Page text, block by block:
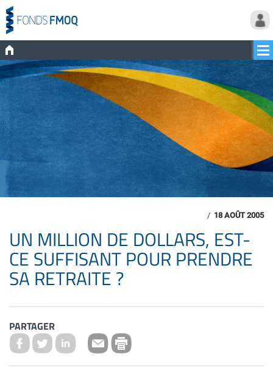
/ 18 AOÛT 2005
UN MILLION DE DOLLARS, EST-
CE SUFFISANT POUR PRENDRE
SA RETRAITE ?
PARTAGER